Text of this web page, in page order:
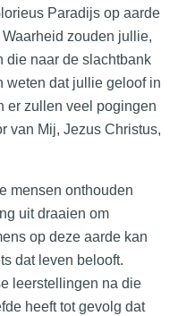
Paradijs op aarde
zouden jullie,
die naar de slachtbank
weten dat jullie geloof in
er zullen veel pogingen
van Mij, Jezus Christus,
mensen onthouden
uit draaien om
op deze aarde kan
dat leven belooft.
leerstellingen na die
heeft tot gevolg dat